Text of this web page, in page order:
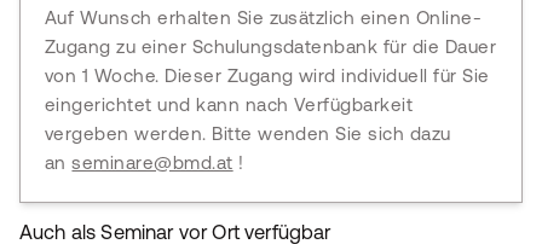
Auf Wunsch erhalten Sie zusätzlich einen Online-
Zugang zu einer Schulungsdatenbank für die Dauer
von 1 Woche. Dieser Zugang wird individuell für Sie
eingerichtet und kann nach Verfügbarkeit
vergeben werden. Bitte wenden Sie sich dazu
anseminare@bmd.at !
Auch als Seminar vor Ort verfügbar